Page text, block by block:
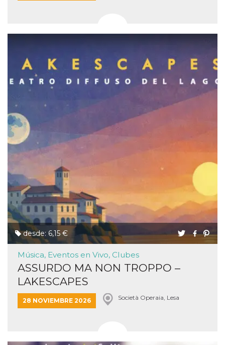
desde: 6,15 €
Música, Eventos en Vivo, Clubes
ASSURDO MA NON TROPPO –
LAKESCAPES
28 NOVIEMBRE 2026 Società Operaia, Lesa